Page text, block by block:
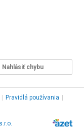
Nahlásiť chybu
Pravidlá používania